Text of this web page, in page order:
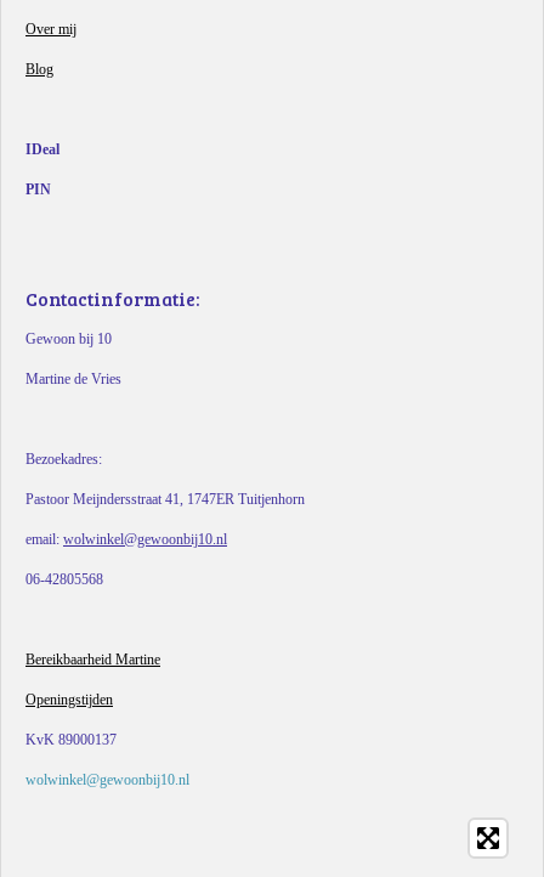
Over mij
Blog
IDeal
PIN
Contactinformatie:
Gewoon bij 10
Martine de Vries
Bezoekadres:
Pastoor Meijndersstraat 41, 1747ER Tuitjenhorn
email: wolwinkel@gewoonbij10.nl
06-42805568
Bereikbaarheid Martine
Openingstijden
KvK 89000137
wolwinkel@gewoonbij10.nl